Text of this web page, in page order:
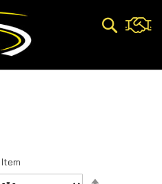
Pesquisa
Item